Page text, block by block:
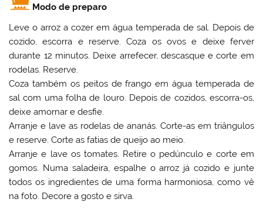
Modo de preparo
Leve o arroz a cozer em água temperada de sal. Depois de
cozido, escorra e reserve. Coza os ovos e deixe ferver
durante 12 minutos. Deixe arrefecer, descasque e corte em
rodelas. Reserve.
Coza também os peitos de frango em água temperada de
sal com uma folha de louro. Depois de cozidos, escorra-os,
deixe amornar e desfie.
Arranje e lave as rodelas de ananás. Corte-as em triângulos
e reserve. Corte as fatias de queijo ao meio.
Arranje e lave os tomates. Retire o pedúnculo e corte em
gomos. Numa saladeira, espalhe o arroz já cozido e junte
todos os ingredientes de uma forma harmoniosa, como vê
na foto. Decore a gosto e sirva.